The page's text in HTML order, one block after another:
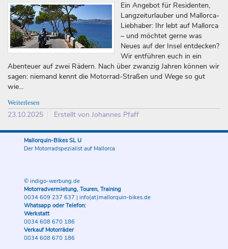
Ein Angebot für Residenten,
Langzeiturlauber und Mallorca-
Liebhaber: Ihr lebt auf Mallorca
– und möchtet gerne was
Neues auf der Insel entdecken?
Wir entführen euch in ein
Abenteuer auf zwei Rädern. Nach über zwanzig Jahren können wir
sagen: niemand kennt die Motorrad-Straßen und Wege so gut
wie...
Weiterlesen
23.10.2025 Erstellt von Johannes Pfaff
Mallorquin-Bikes SL U
Der Motorradspezialist auf Mallorca
© indigo-werbung.de
Motorradvermietung, Touren, Training
0034 609 237 637 | info(at)mallorquin-bikes.de
Whatsapp oder Telefon:
Werkstatt
0034 608 670 186
Verkauf Motorräder
0034 608 670 186